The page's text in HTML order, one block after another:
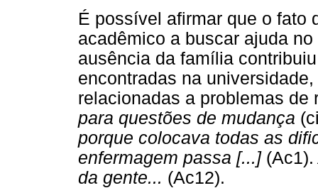
É possível afirmar que o fato
acadêmico a buscar ajuda
ausência da família
encontradas na
relacionadas a problemas
para questões de mudança
porque colocava todas as
enfermagem passa [...] (Ac1).
da gente... (Ac12).